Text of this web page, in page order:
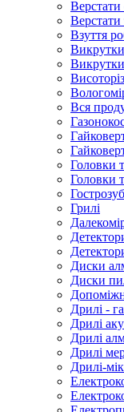
Верстати
Верстати
Взуття
Викрутки
Вся
Головки
Головки
Грилі
Диски
Диски
Дрилі -
Дрилі
Дрилі
Дрилі
Дрилі-